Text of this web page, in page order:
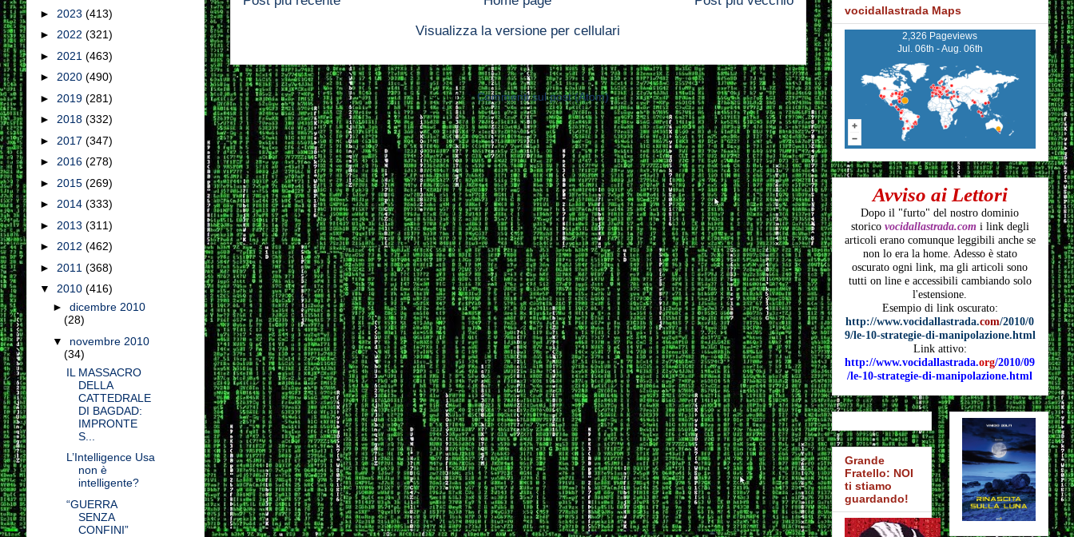
Visualizza la versione per cellulari
Iscriviti a:Commenti sul post (Atom)
► 2023 (413)
► 2022 (321)
► 2021 (463)
► 2020 (490)
► 2019 (281)
► 2018 (332)
► 2017 (347)
► 2016 (278)
► 2015 (269)
► 2014 (333)
► 2013 (311)
► 2012 (462)
► 2011 (368)
▼ 2010 (416)
►dicembre 2010
(28)
▼ novembre 2010
(34)
IL MASSACRO
DELLA
CATTEDRALE
DI BAGDAD:
IMPRONTE
S...
L’Intelligence Usa
non è
intelligente?
“GUERRA
SENZA
CONFINI”
vocidallastrada Maps
2,326 Pageviews
Jul. 06th - Aug. 06th
Avviso ai Lettori
Dopo il "furto" del nostro dominio
storico vocidallastrada.comi link degli
articoli erano comunque leggibili anche se
non lo era la home. Adesso è stato
oscurato ogni link, ma gli articoli sono
tutti on line e accessibili cambiando solo
l'estensione.
Esempio di link oscurato:
http://www.vocidallastrada.com/2010/0
9/le-10-strategie-di-manipolazione.html
Link attivo:
http://www.vocidallastrada.org/2010/09
/le-10-strategie-di-manipolazione.html
Grande
Fratello: NOI
ti stiamo
guardando!